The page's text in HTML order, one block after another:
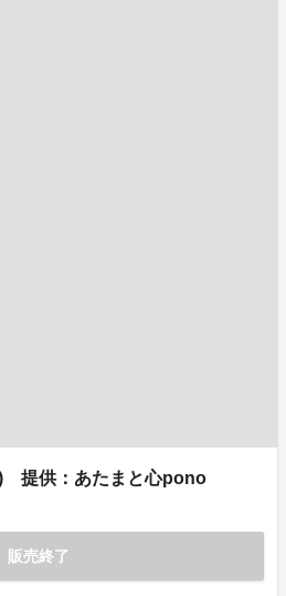
提供：あたまと心pono
販売終了